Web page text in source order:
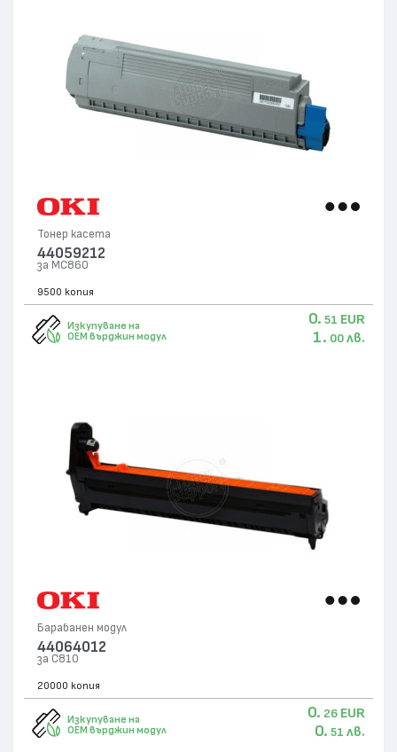
Тонер касета
44059212
за MC860
9500 копия
Изкупуване на
OEM върджин модул
0. 51 EUR
1. 00 лв.
Барабанен модул
44064012
за C810
20000 копия
Изкупуване на
OEM върджин модул
0. 26 EUR
0. 51 лв.